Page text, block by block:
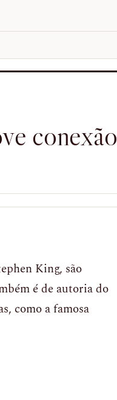
conexão
King, são
é de autoria do
como a famosa